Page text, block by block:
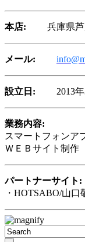
本店: 兵庫県芦
メール:
設立日: 2013
業務内容:
スマートフォンア
ＷＥＢサイト制作
パートナーサイト:
・HOTSABO/山口